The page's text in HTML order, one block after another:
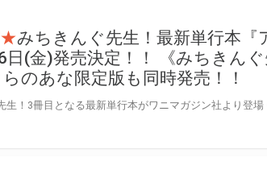
★みちきんぐ先生！最新単行本『
日(金)発売決定！！ 《みちきん
のあな限定版も同時発売！！